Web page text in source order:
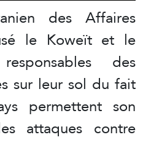
des Affaires
le Koweït et le
des
sur leur sol du fait
permettent son
attaques contre